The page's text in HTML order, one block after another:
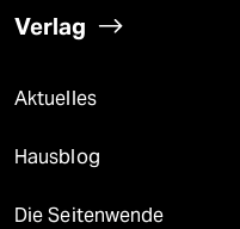
Verlag
Aktuelles
Hausblog
Die Seitenwende